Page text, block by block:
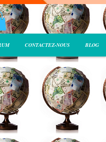
CONTACTEZ-NOUS BLOG